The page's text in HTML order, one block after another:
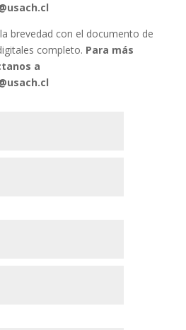
brevedad con el documento de
completo. Para más
a